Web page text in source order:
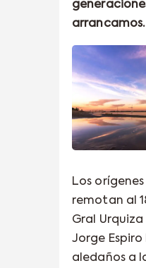
Los
remotan al
Gral
Jorge
aledaños a